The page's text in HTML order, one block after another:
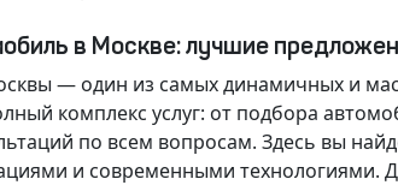
в Москве: лучшие
— один из самых динамичных и
комплекс услуг: от подбора
по всем вопросам. Здесь вы
и современными технологиями.